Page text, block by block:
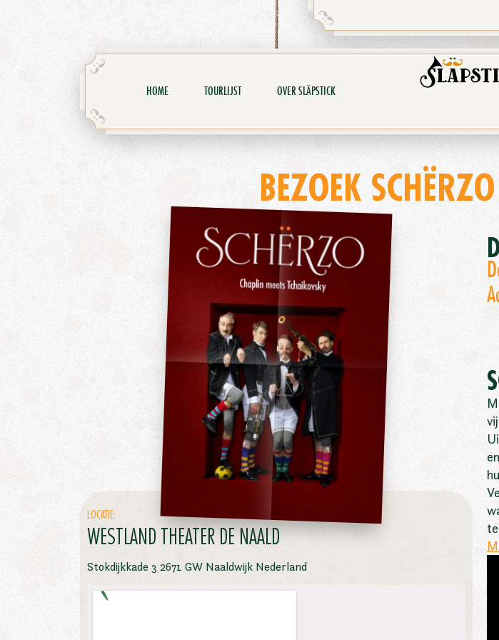
HOME TOURLIJST OVER SLÄPSTICK
BEZOEK
LOCATIE:
WESTLAND THEATER DE NAALD
Stokdijkkade 3 2671 GW Naaldwijk Nederland